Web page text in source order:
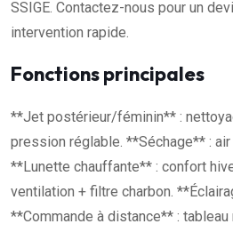
SSIGE. Contactez-nous pour un
intervention rapide.
Fonctions principales
**Jet postérieur/féminin** :
pression réglable. **Séchage** : air
**Lunette chauffante** : confort
ventilation + filtre charbon.
**Commande à distance** :